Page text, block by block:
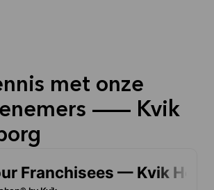
met onze
— Kvik